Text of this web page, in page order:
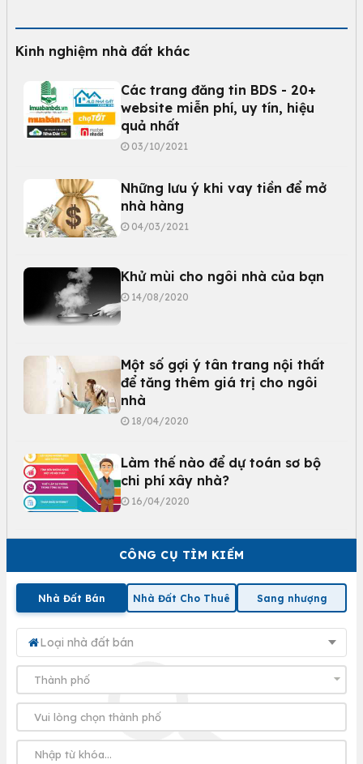
CÔNG CỤ TÌM KIẾM
Nhà Đất Bán Nhà Đất Cho Thuê Sang nhượng
Loại nhà đất bán
Kinh nghiệm nhà đất khác
Các trang đăng tin BDS - 20+
website miễn phí, uy tín, hiệu
quả nhất
03/10/2021
Những lưu ý khi vay tiền để mở
nhà hàng
04/03/2021
Khử mùi cho ngôi nhà của bạn
14/08/2020
Một số gợi ý tân trang nội thất
để tăng thêm giá trị cho ngôi
nhà
18/04/2020
Làm thế nào để dự toán sơ bộ
chi phí xây nhà?
16/04/2020